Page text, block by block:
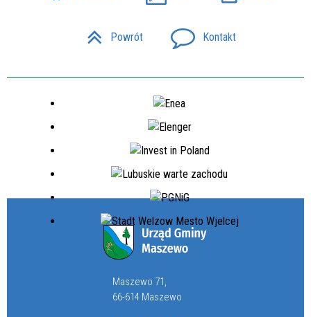
Powrót Kontakt
Maszewo 71,
66-614 Maszewo